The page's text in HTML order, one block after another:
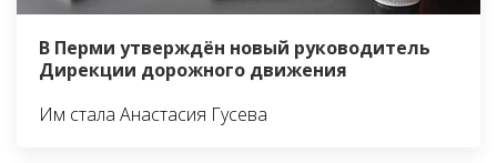
В Перми утверждён новый руководитель
Дирекции дорожного движения
Им стала Анастасия Гусева